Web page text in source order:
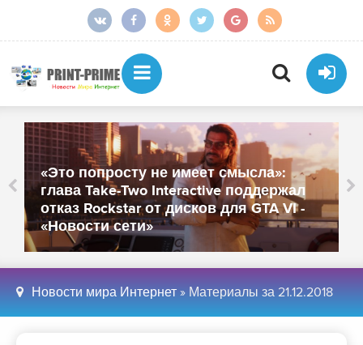
От более тысячи сотрудников
осталось около 250: «МойОфис»
закрыл офисы в Санкт-Петербурге и
Иннополисе - «Новости сети»
Новости мира Интернет » Материалы за 21.12.2018